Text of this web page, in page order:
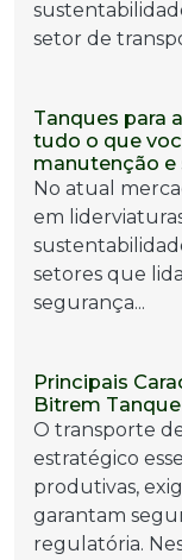
setor de
Tanques para
tudo o que
manutenção e
No atual
em
setores que
segurança...
Principais
Bitrem
O transporte
estratégico
produtivas,
garantam
regulatória.